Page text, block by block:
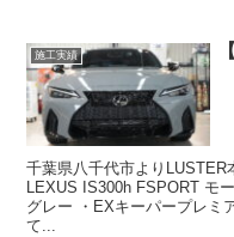
施工実績
千葉県八千代市よりLUSTER
LEXUS IS300h FSPORT モ
グレー ・EXキーパープレミ
て...